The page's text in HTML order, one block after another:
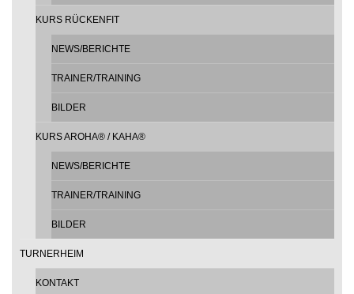
KURS RÜCKENFIT
NEWS/BERICHTE
TRAINER/TRAINING
BILDER
KURS AROHA® / KAHA®
NEWS/BERICHTE
TRAINER/TRAINING
BILDER
TURNERHEIM
KONTAKT